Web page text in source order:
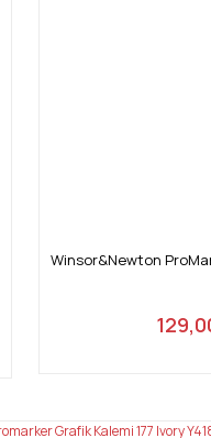
Winsor&Newton